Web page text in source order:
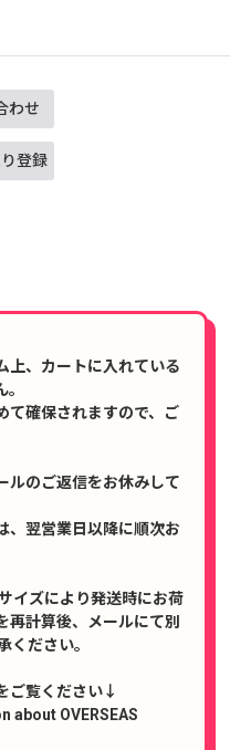
わせ
登録
上、カートに入れている
て確保されますので、ご
ルのご返信をお休みして
、翌営業日以降に順次お
イズにより発送時にお荷
再計算後、メールにて別
ください。
ご覧ください↓
OVERSEAS